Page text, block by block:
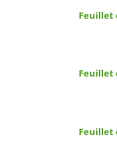
Feuillet
Feuillet
Feuillet